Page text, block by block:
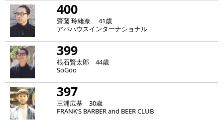
400
齋藤 玲緒奈 41歳
アバハウスインターナショナル
399
根石賢太郎 44歳
SoGoo
397
三浦広基 30歳
FRANK‘S BARBER and BEER CLUB